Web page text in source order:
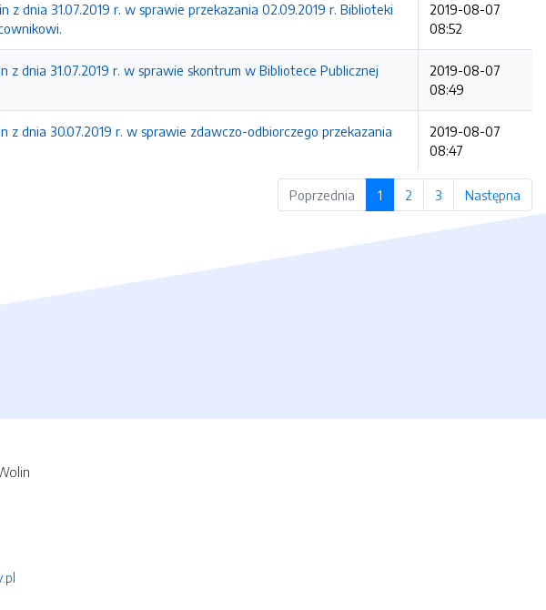
dnia 31.07.2019 r. w sprawie przekazania 02.09.2019 r. Biblioteki
2019-08-07
08:52
dnia 31.07.2019 r. w sprawie skontrum w Bibliotece Publicznej
2019-08-07
08:49
z dnia 30.07.2019 r. w sprawie zdawczo-odbiorczego przekazania
2019-08-07
08:47
Poprzednia 1 2 3 Następna